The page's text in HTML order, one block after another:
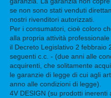
se non sono stati venduti
nostri rivenditori autorizzati.
Per i consumatori, cioè coloro
alla propria attività
il Decreto Legislativo 2 febbraio
seguenti c.c. - (due anni alle
acquirenti, che solitamente
le garanzie di legge di cui agli
anno alle condizioni di legge).
4V DESIGN (su prodotti